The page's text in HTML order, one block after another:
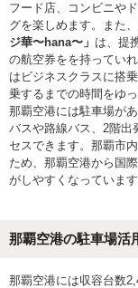
フード店、コンビニや
グを楽しめます。また
ジ華〜hana〜」 は、提
の航空券をを持ってい
はビジネスクラスに搭
乗するまでの時間をゆ
那覇空港には駐車場が
バスや路線バス、2階出
セスできます。那覇市
ため、那覇空港から国
がしやすくなっています
那覇空港の駐車場活
那覇空港には収容台数